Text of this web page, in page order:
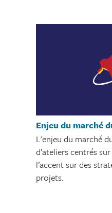
Enjeu du marché
L'enjeu du marché
d’ateliers centrés
l’accent sur des
projets.